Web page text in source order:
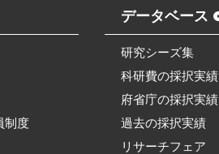
制度
データベース
研究シーズ集
科研費の採択実績
府省庁の採択実績
過去の採択実績
リサーチフェア